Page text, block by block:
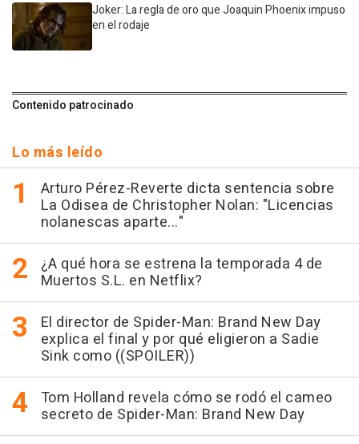
Joker: La regla de oro que Joaquin Phoenix impuso
en el rodaje
Contenido patrocinado
Lo más leído
Arturo Pérez-Reverte dicta sentencia sobre
La Odisea de Christopher Nolan: "Licencias
nolanescas aparte..."
¿A qué hora se estrena la temporada 4 de
Muertos S.L. en Netflix?
El director de Spider-Man: Brand New Day
explica el final y por qué eligieron a Sadie
Sink como ((SPOILER))
Tom Holland revela cómo se rodó el cameo
secreto de Spider-Man: Brand New Day